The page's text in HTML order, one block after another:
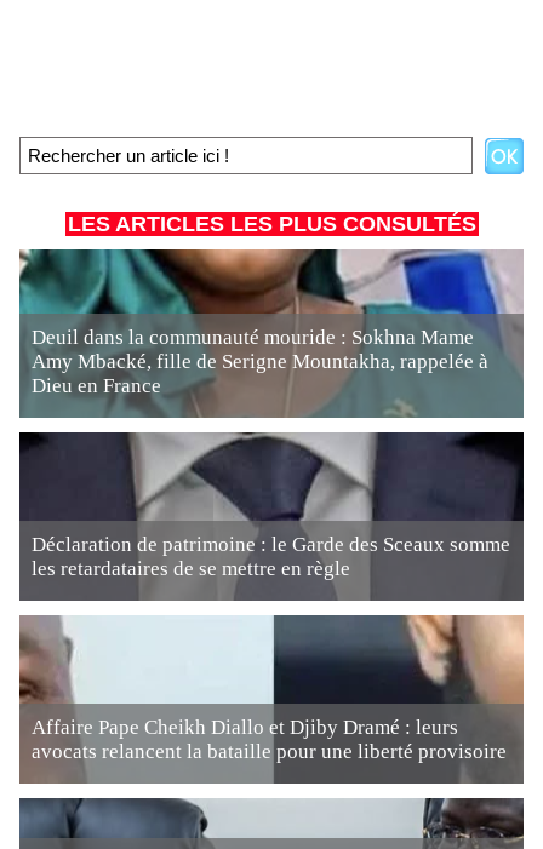
LES ARTICLES LES PLUS CONSULTÉS
Deuil dans la communauté mouride : Sokhna Mame
Amy Mbacké, fille de Serigne Mountakha, rappelée à
Dieu en France
Déclaration de patrimoine : le Garde des Sceaux somme
les retardataires de se mettre en règle
Affaire Pape Cheikh Diallo et Djiby Dramé : leurs
avocats relancent la bataille pour une liberté provisoire